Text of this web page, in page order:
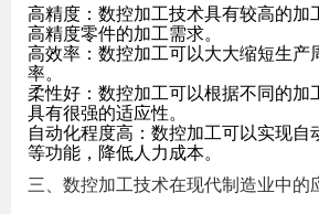
高精度：数控加工技术具有较高的加
高精度零件的加工需求。
高效率：数控加工可以大大缩短生产
率。
柔性好：数控加工可以根据不同的加
具有很强的适应性。
自动化程度高：数控加工可以实现自
等功能，降低人力成本。
三、数控加工技术在现代制造业中的